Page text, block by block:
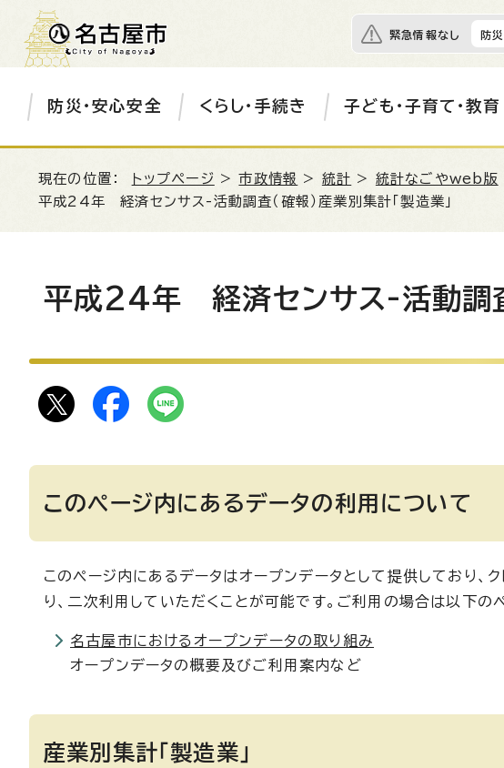
緊急情報なし 防
防災・安心安全 くらし・手続き 子ども・子育て・教育
現在の位置： トップページ >市政情報 > 統計 > 統計なごやweb版
平成24年 経済センサス-活動調査（確報）産業別集計「製造業」
平成24年 経済センサス-活動調査
このページ内にあるデータの利用について
このページ内にあるデータはオープンデータとして提供しており、
り、二次利用していただくことが可能です。ご利用の場合は以下の
名古屋市におけるオープンデータの取り組み
オープンデータの概要及びご利用案内など
産業別集計「製造業」